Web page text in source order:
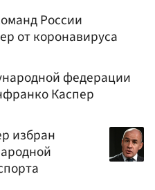
России
от коронавируса
федерации
Каспер
избран